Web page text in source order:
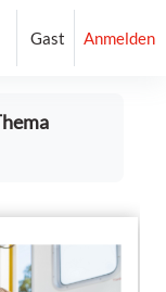
Gast Anmelden